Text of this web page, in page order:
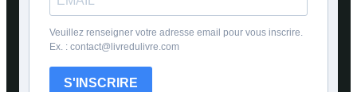
Veuillez renseigner votre adresse email pour vous inscrire.
Ex. : contact@livredulivre.com
S'INSCRIRE